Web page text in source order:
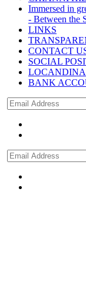
Immersed in
- Between the
LINKS
CONTACT
SOCIAL
BANK